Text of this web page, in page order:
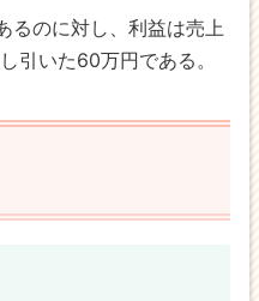
るのに対し、利益は売上
引いた60万円である。